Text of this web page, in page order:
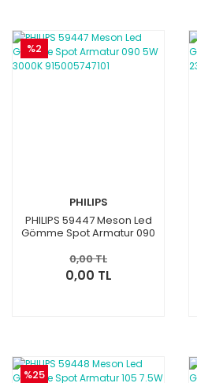
%2
PHILIPS
PHILIPS 59447 Meson Led
Gömme Spot Armatur 090
0,00 TL
0,00 TL
%25